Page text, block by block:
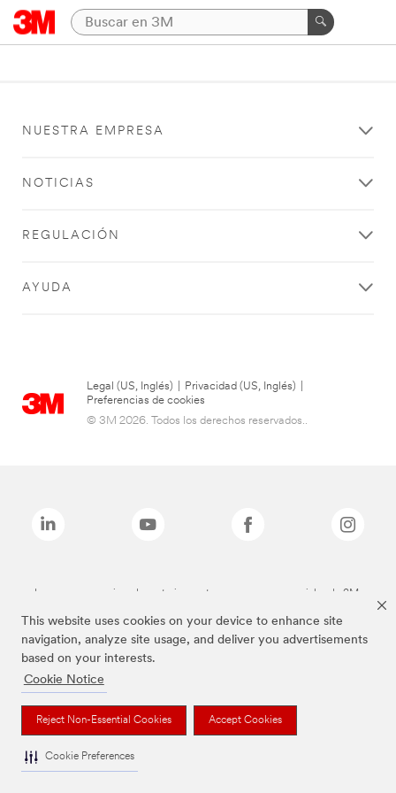
This website uses cookies on your device to enhance site
navigation, analyze site usage, and deliver you advertisements
based on your interests.
Cookie Notice
Reject Non-Essential Cookies Accept Cookies
Cookie Preferences
NUESTRA EMPRESA
NOTICIAS
REGULACIÓN
AYUDA
Legal (US, Inglés) Privacidad (US, Inglés)
Preferencias de cookies
© 3M 2026. Todos los derechos reservados..
Las marcas mencionadas anteriormente son marcas comerciales de 3M.